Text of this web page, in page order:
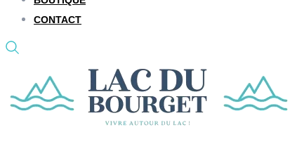
CONTACT